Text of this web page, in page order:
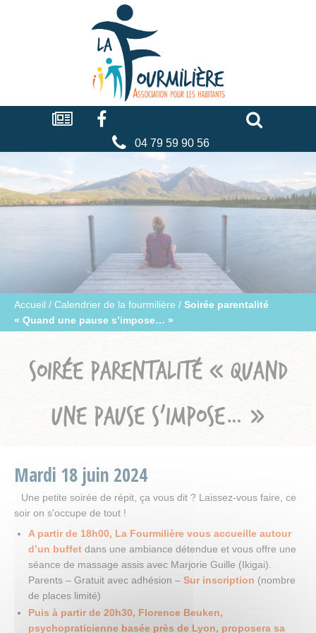
La
fourmilière
Actualités Facebook
04 79 59 90 56
Accueil / Calendrier de la fourmilière / Soirée parentalité
« Quand une pause s’impose… »
SOIRÉE PARENTALITÉ « QUAND
UNE PAUSE S’IMPOSE… »
Mardi 18 juin 2024
Une petite soirée de répit, ça vous dit ? Laissez-vous faire, ce
soir on s'occupe de tout !
A partir de 18h00, La Fourmilière vous accueille autour
d’un buffet dans une ambiance détendue et vous offre une
séance de massage assis avec Marjorie Guille (Ikigai).
Parents – Gratuit avec adhésion – Sur inscription (nombre
de places limité)
Puis à partir de 20h30, Florence Beuken,
psychopraticienne basée près de Lyon, proposera sa
Cookies management panel